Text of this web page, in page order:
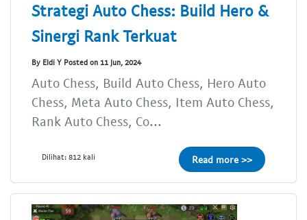
Strategi Auto Chess: Build Hero &
Sinergi Rank Terkuat
By Eldi Y Posted on 11 Jun, 2024
Auto Chess, Build Auto Chess, Hero Auto
Chess, Meta Auto Chess, Item Auto Chess,
Rank Auto Chess, Co...
Dilihat: 812 kali Read more >>